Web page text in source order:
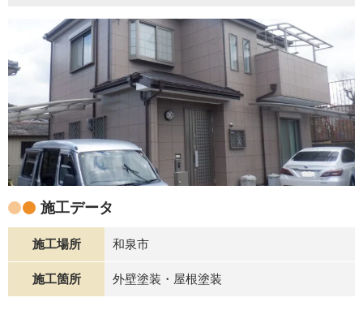
施工データ
施工場所 和泉市
施工箇所 外壁塗装・屋根塗装